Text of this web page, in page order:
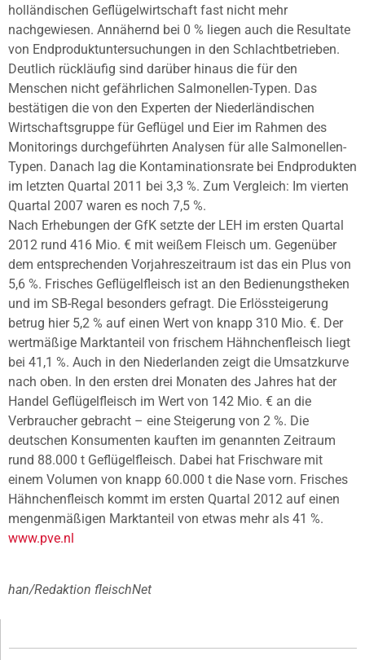
holländischen Geflügelwirtschaft fast nicht mehr
nachgewiesen. Annähernd bei 0 % liegen auch die Resultate
von Endproduktuntersuchungen in den Schlachtbetrieben.
Deutlich rückläufig sind darüber hinaus die für den
Menschen nicht gefährlichen Salmonellen-Typen. Das
bestätigen die von den Experten der Niederländischen
Wirtschaftsgruppe für Geflügel und Eier im Rahmen des
Monitorings durchgeführten Analysen für alle Salmonellen-
Typen. Danach lag die Kontaminationsrate bei Endprodukten
im letzten Quartal 2011 bei 3,3 %. Zum Vergleich: Im vierten
Quartal 2007 waren es noch 7,5 %.
Nach Erhebungen der GfK setzte der LEH im ersten Quartal
2012 rund 416 Mio. € mit weißem Fleisch um. Gegenüber
dem entsprechenden Vorjahreszeitraum ist das ein Plus von
5,6 %. Frisches Geflügelfleisch ist an den Bedienungstheken
und im SB-Regal besonders gefragt. Die Erlössteigerung
betrug hier 5,2 % auf einen Wert von knapp 310 Mio. €. Der
wertmäßige Marktanteil von frischem Hähnchenfleisch liegt
bei 41,1 %. Auch in den Niederlanden zeigt die Umsatzkurve
nach oben. In den ersten drei Monaten des Jahres hat der
Handel Geflügelfleisch im Wert von 142 Mio. € an die
Verbraucher gebracht – eine Steigerung von 2 %. Die
deutschen Konsumenten kauften im genannten Zeitraum
rund 88.000 t Geflügelfleisch. Dabei hat Frischware mit
einem Volumen von knapp 60.000 t die Nase vorn. Frisches
Hähnchenfleisch kommt im ersten Quartal 2012 auf einen
mengenmäßigen Marktanteil von etwas mehr als 41 %.
www.pve.nl
han/Redaktion fleischNet